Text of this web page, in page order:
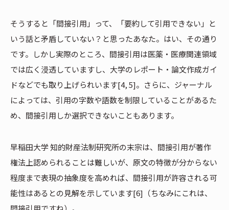
そうすると「間接引用」って、「要約して引用できない」と
いう話と矛盾していない？と思ったあなた。はい、その通り
です。しかし実際のところ、間接引用は医薬・医療関連領域
では広く浸透していますし、大学のレポート・論文作成ガイ
ドなどでも取り上げられいます[4, 5]。さらに、ジャーナル
によっては、引用の字数や語数を制限していることがあるた
め、間接引用しか選択できないこともあります。
早稲田大学 知的財産法制研究所の末宗は、間接引用が著作
権法上認められることは難しいが、原文の特徴が分からない
程度まで表現の抽象度を高めれば、間接引用が許容される可
能性はあるとの見解を示しています[6]（ちなみにこれは、